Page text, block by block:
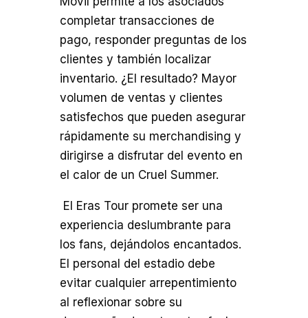
completar transacciones de
pago, responder preguntas de los
clientes y también localizar
inventario. ¿El resultado? Mayor
volumen de ventas y clientes
satisfechos que pueden asegurar
rápidamente su merchandising y
dirigirse a disfrutar del evento en
el calor de un Cruel Summer.
El Eras Tour promete ser una
experiencia deslumbrante para
los fans, dejándolos encantados.
El personal del estadio debe
evitar cualquier arrepentimiento
al reflexionar sobre su